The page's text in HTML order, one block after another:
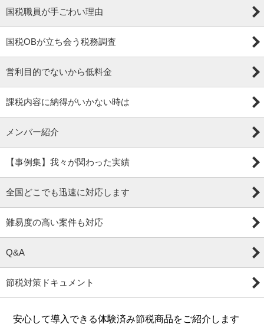
国税職員が手ごわい理由
国税OBが立ち会う税務調査
営利目的でないから低料金
課税内容に納得がいかない時は
メンバー紹介
【事例集】我々が関わった実績
全国どこでも迅速に対応します
難易度の高い案件も対応
Q&A
節税対策ドキュメント
安心して導入できる体験済み節税商品をご紹介します